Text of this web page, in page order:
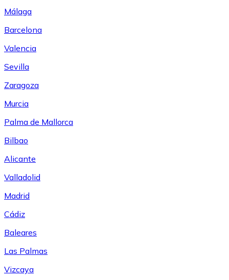
Málaga
Barcelona
Valencia
Sevilla
Zaragoza
Murcia
Palma de Mallorca
Bilbao
Alicante
Valladolid
Madrid
Cádiz
Baleares
Las Palmas
Vizcaya